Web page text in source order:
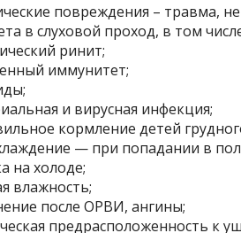
повреждения – травма,
в слуховой проход, в том
ринит;
иммунитет;
и вирусная инфекция;
кормление детей
— при попадании в
на холоде;
влажность;
после ОРВИ, ангины;
предрасположенность к